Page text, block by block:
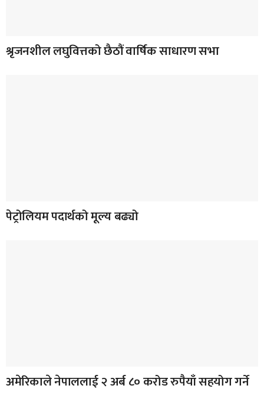
श्रृजनशील लघुवित्तको छैठौं वार्षिक साधारण सभा
पेट्रोलियम पदार्थको मूल्य बढ्यो
अमेरिकाले नेपाललाई २ अर्ब ८० करोड रुपैयाँ सहयोग गर्ने